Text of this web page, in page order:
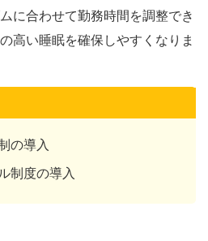
に合わせて勤務時間を調整でき
高い睡眠を確保しやすくなりま
の導入
制度の導入